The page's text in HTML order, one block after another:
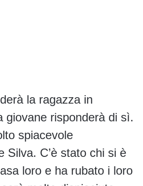
la ragazza in
giovane risponderà di sì.
spiacevole
Silva. C’è stato chi si è
loro e ha rubato i loro